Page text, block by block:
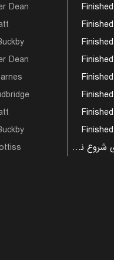
Dean Finished
Finished
Finished
Dean Finished
Finished
Finished
Finished
Finished
بازی شروع نشده است